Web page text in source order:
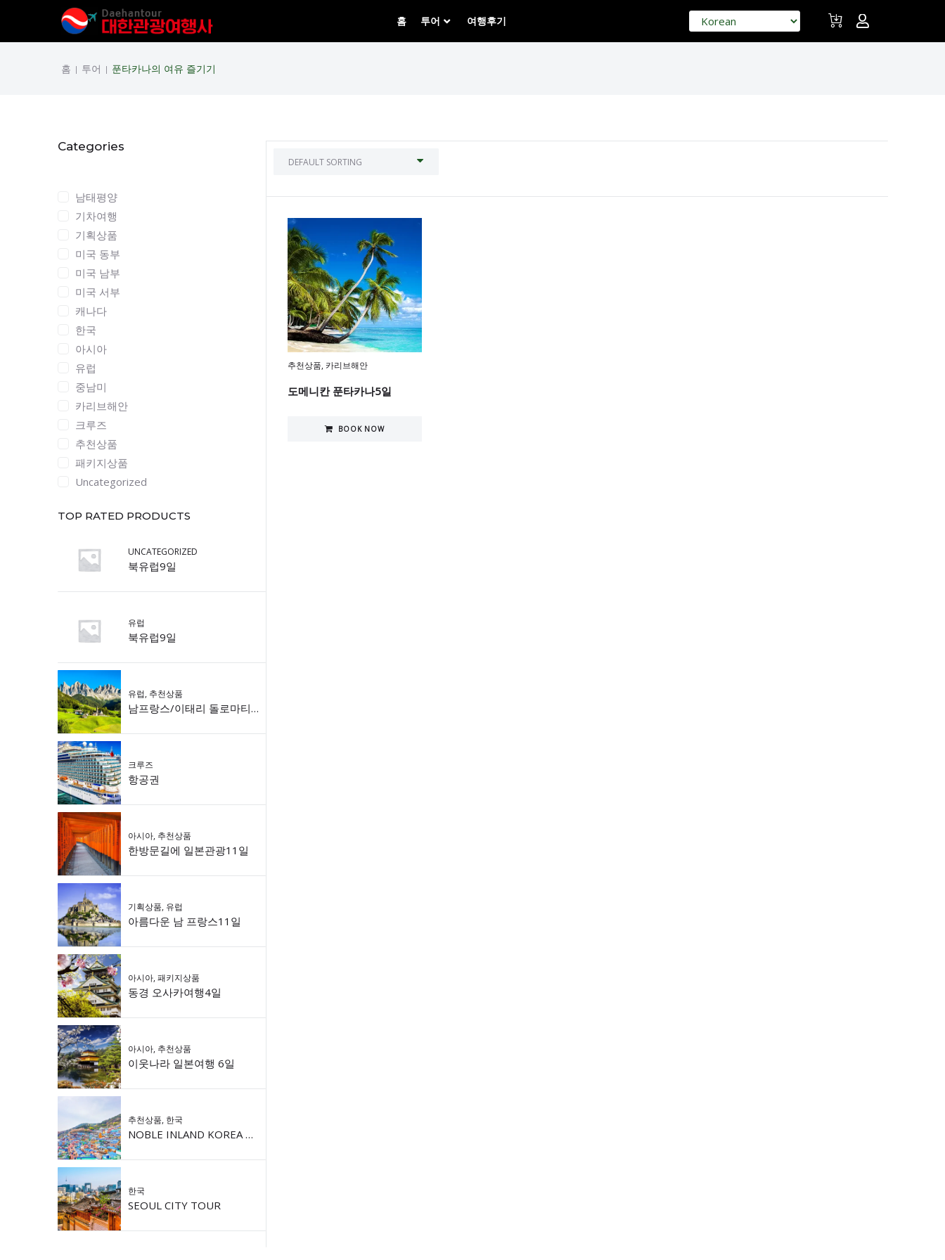
홈 투어 여행후기
홈 | 투어 | 푼타카나의 여유 즐기기
Categories
남태평양
기차여행
기획상품
미국 동부
미국 남부
미국 서부
캐나다
한국
아시아
유럽
중남미
카리브해안
크루즈
추천상품
패키지상품
Uncategorized
TOP RATED PRODUCTS
UNCATEGORIZED
북유럽9일
유럽
북유럽9일
유럽, 추천상품
남프랑스/이태리 돌로마티 9일
크루즈
항공권
아시아, 추천상품
한방문길에 일본관광11일
기획상품, 유럽
아름다운 남 프랑스11일
아시아,패키지상품
동경 오사카여행4일
아시아, 추천상품
이웃나라 일본여행 6일
추천상품, 한국
NOBLE INLAND KOREA 9DAY
한국
SEOUL CITY TOUR
추천상품,카리브해안
도메니칸 푼타카나5일
BOOK NOW